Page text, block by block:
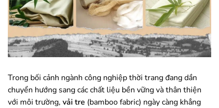
Trong bối cảnh ngành công nghiệp thời trang đang dần
chuyển hướng sang các chất liệu bền vững và thân thiện
với môi trường, vải tre (bamboo fabric) ngày càng khẳng